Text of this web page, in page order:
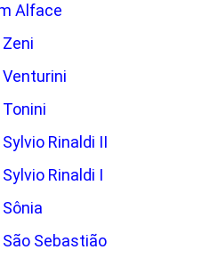
Alface
Rinaldi II
Rinaldi I
Sebastião